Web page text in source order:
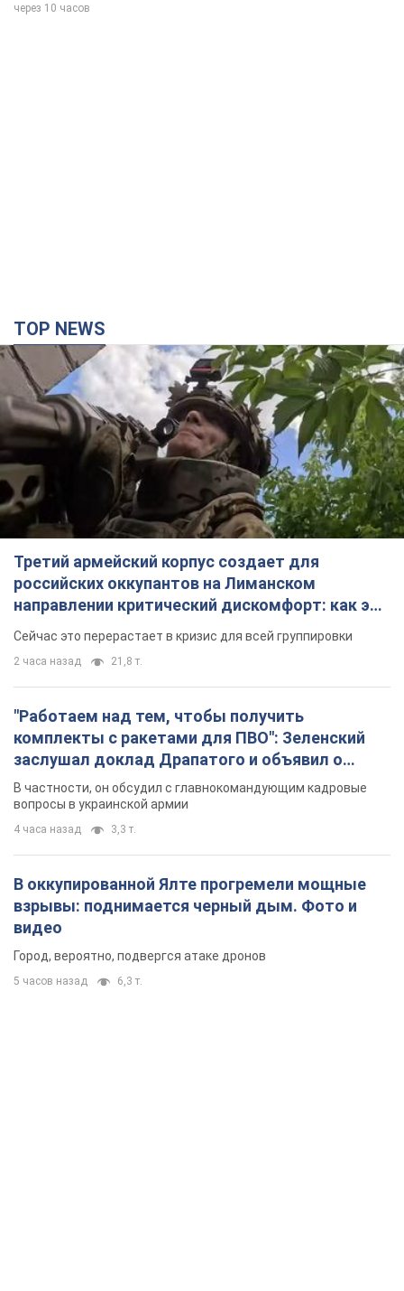
через 10 часов
TOP NEWS
Третий армейский корпус создает для
российских оккупантов на Лиманском
направлении критический дискомфорт: как это
удалось
Сейчас это перерастает в кризис для всей группировки
2 часа назад 21,8 т.
"Работаем над тем, чтобы получить
комплекты с ракетами для ПВО": Зеленский
заслушал доклад Драпатого и объявил о
новых мерах
В частности, он обсудил с главнокомандующим кадровые
вопросы в украинской армии
4 часа назад 3,3 т.
В оккупированной Ялте прогремели мощные
взрывы: поднимается черный дым. Фото и
видео
Город, вероятно, подвергся атаке дронов
5 часов назад 6,3 т.